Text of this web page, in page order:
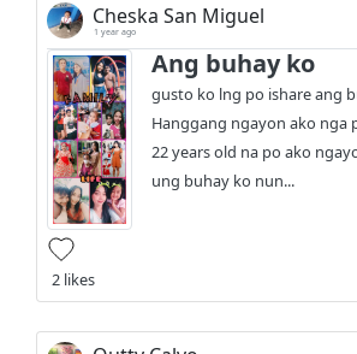
Cheska San Miguel
1 year ago
Ang buhay ko
gusto ko lng po ishare ang
Hanggang ngayon ako nga
22 years old na po ako
ung buhay ko nun...
2 likes